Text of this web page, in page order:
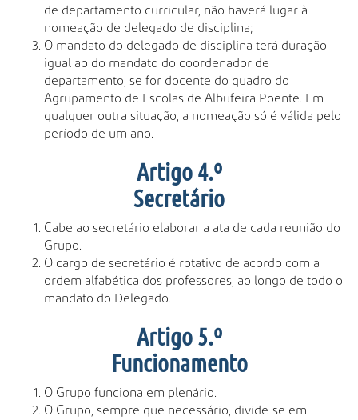
de departamento curricular, não haverá lugar à
nomeação de delegado de disciplina;
O mandato do delegado de disciplina terá duração
igual ao do mandato do coordenador de
departamento, se for docente do quadro do
Agrupamento de Escolas de Albufeira Poente. Em
qualquer outra situação, a nomeação só é válida pelo
período de um ano.
Artigo 4.º
Secretário
Cabe ao secretário elaborar a ata de cada reunião do
Grupo.
O cargo de secretário é rotativo de acordo com a
ordem alfabética dos professores, ao longo de todo o
mandato do Delegado.
Artigo 5.º
Funcionamento
O Grupo funciona em plenário.
O Grupo, sempre que necessário, divide-se em